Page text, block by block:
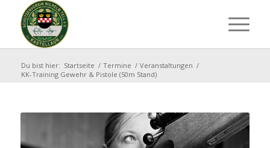
Du bist hier: Startseite / Termine / Veranstaltungen /
KK-Training Gewehr & Pistole (50m Stand)